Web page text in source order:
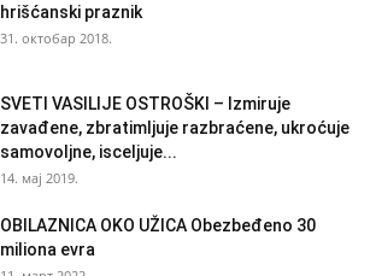
hrišćanski praznik
31. октобар 2018.
SVETI VASILIJE OSTROŠKI – Izmiruje
zavađene, zbratimljuje razbraćene, ukroćuje
samovoljne, isceljuje...
14. мај 2019.
OBILAZNICA OKO UŽICA Obezbeđeno 30
miliona evra